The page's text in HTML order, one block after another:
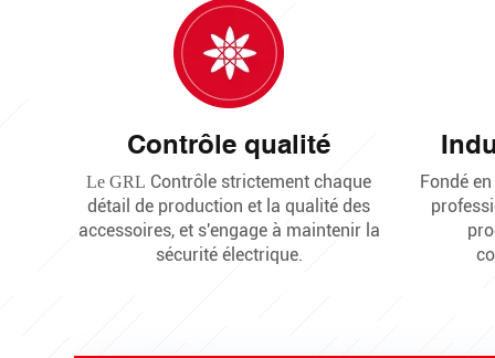
Contrôle qualité
Le GRL Contrôle strictement chaque
détail de production et la qualité des
accessoires, et s'engage à maintenir la
sécurité électrique.
Fondé